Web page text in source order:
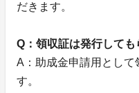
だきます。
Q：領収証は発行しても
A：助成金申請用として
す。